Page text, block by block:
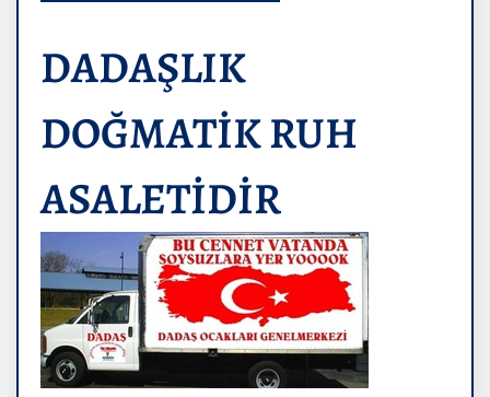
DADAŞLIK
DOĞMATİK RUH
ASALETİDİR